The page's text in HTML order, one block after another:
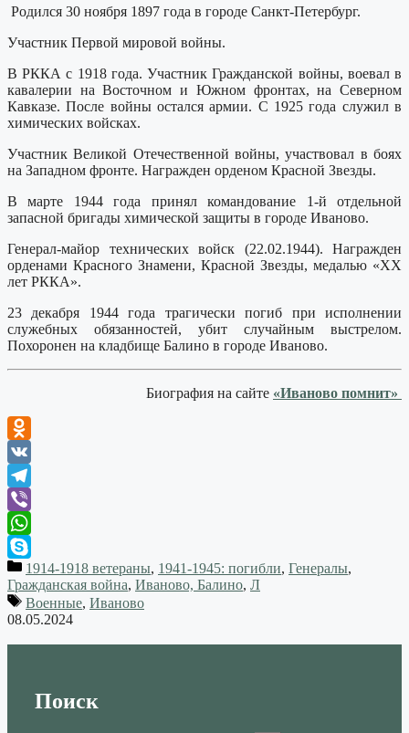
Родился 30 ноября 1897 года в городе Санкт-Петербург.
Участник Первой мировой войны.
В РККА с 1918 года. Участник Гражданской войны, воевал в
кавалерии на Восточном и Южном фронтах, на Северном
Кавказе. После войны остался армии. С 1925 года служил в
химических войсках.
Участник Великой Отечественной войны, участвовал в боях
на Западном фронте. Награжден орденом Красной Звезды.
В марте 1944 года принял командование 1-й отдельной
запасной бригады химической защиты в городе Иваново.
Генерал-майор технических войск (22.02.1944). Награжден
орденами Красного Знамени, Красной Звезды, медалью «ХХ
лет РККА».
23 декабря 1944 года трагически погиб при исполнении
служебных обязанностей, убит случайным выстрелом.
Похоронен на кладбище Балино в городе Иваново.
Биография на сайте «Иваново помнит»
Odnoklassniki
VK
Telegram
Viber
WhatsApp
Skype1914-1918 ветераны, 1941-1945: погибли, Генералы,
Гражданская война, Иваново, Балино, Л
Военные, Иваново
08.05.2024
Поиск